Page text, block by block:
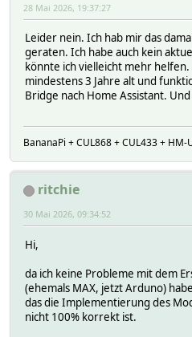
28 Mai 2026, 19:37:27
Leider nein. Ich hab mir das
geraten. Ich habe auch kein
könnte ich vielleicht mehr
mindestens 3 Jahre alt und
Bridge nach Home Assistant.
BananaPi + CUL868 + CUL433 + HM-
ritchie
30 Mai 2026, 09:34:52
Hi,
da ich keine Probleme mit dem
(ehemals MAX, jetzt Arduno)
das die Implementierung des
nicht 100% korrekt ist.